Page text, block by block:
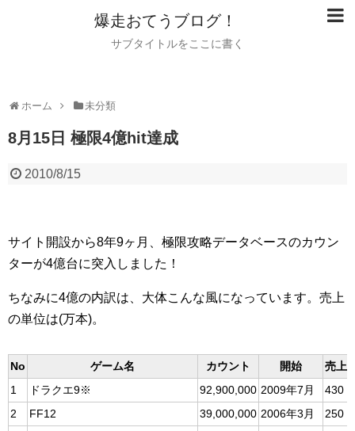
爆走おてうブログ！
サブタイトルをここに書く
ホーム 未分類
8月15日 極限4億hit達成
2010/8/15
サイト開設から8年9ヶ月、極限攻略データベースのカウン
ターが4億台に突入しました！
ちなみに4億の内訳は、大体こんな風になっています。売上
の単位は(万本)。
No ゲーム名 カウント 開始
売上
1
ドラクエ9※ 92,900,000 2009年7月
430
2
FF12 39,000,000 2006年3月
250